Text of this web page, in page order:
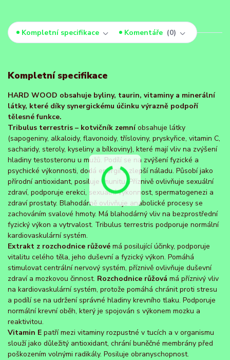
Kompletní specifikace Komentáře 0
Kompletní specifikace
HARD WOOD obsahuje byliny, taurin, vitaminy a minerální
látky, které díky synergickému účinku výrazně podpoří
tělesné funkce.
Tribulus terrestris – kotvičník zemníobsahuje látky
(sapogeniny, alkaloidy, flavonoidy, třísloviny, pryskyřice, vitamin C,
sacharidy, steroly, kyseliny a bílkoviny), které mají vliv na zvýšení
hladiny testosteronu u mužů. Podílí se na zvýšení fyzické a
psychické výkonnosti, dodá energii a zlepší náladu. Působí jako
přírodní antioxidant, posiluje imunitu. Příznivě ovlivňuje sexuální
zdraví, podporuje erekci, sexuální výkonnost, spermatogenezi a
zdraví prostaty. Blahodárně ovlivňuje anabolické procesy se
zachováním svalové hmoty. Má blahodárný vliv na bezprostřední
fyzický výkon a vytrvalost. Tribulus terrestris podporuje normální
kardiovaskulární systém.
Extrakt z rozchodnice růžové má posilující účinky, podporuje
vitalitu celého těla, jeho duševní a fyzický výkon. Pomáhá
stimulovat centrální nervový systém, příznivě ovlivňuje duševní
zdraví a mozkovou činnost. Rozchodnice růžová má příznivý vliv
na kardiovaskulární systém, protože pomáhá chránit proti stresu
a podílí se na udržení správné hladiny krevního tlaku. Podporuje
normální krevní oběh, který je spojován s výkonem mozku a
reaktivitou.
Vitamin E patří mezi vitaminy rozpustné v tucích a v organismu
slouží jako důležitý antioxidant, chrání buněčné membrány před
poškozením volnými radikály. Posiluje obranyschopnost.